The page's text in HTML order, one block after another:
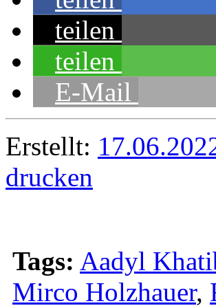
teilen
teilen
E-Mail
Erstellt:
drucken
Tags: Aadyl
Mirco Holzhauer,